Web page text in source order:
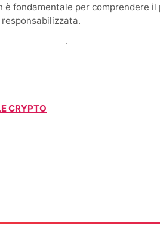
è fondamentale per comprendere
CRYPTO